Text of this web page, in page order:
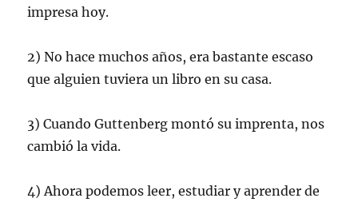
impresa hoy.
2) No hace muchos años, era bastante escaso
que alguien tuviera un libro en su casa.
3) Cuando Guttenberg montó su imprenta, nos
cambió la vida.
4) Ahora podemos leer, estudiar y aprender de